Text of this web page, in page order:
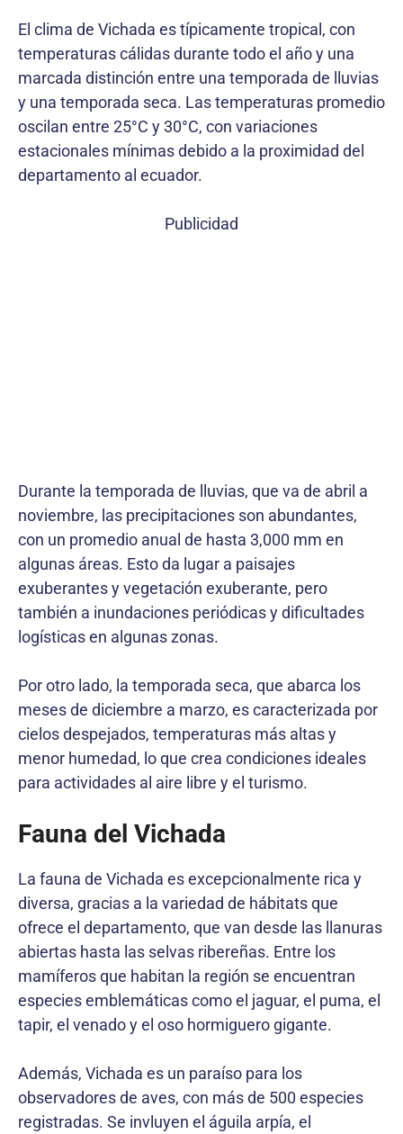
El clima de Vichada es típicamente tropical, con
temperaturas cálidas durante todo el año y una
marcada distinción entre una temporada de lluvias
y una temporada seca. Las temperaturas promedio
oscilan entre 25°C y 30°C, con variaciones
estacionales mínimas debido a la proximidad del
departamento al ecuador.
Publicidad
Durante la temporada de lluvias, que va de abril a
noviembre, las precipitaciones son abundantes,
con un promedio anual de hasta 3,000 mm en
algunas áreas. Esto da lugar a paisajes
exuberantes y vegetación exuberante, pero
también a inundaciones periódicas y dificultades
logísticas en algunas zonas.
Por otro lado, la temporada seca, que abarca los
meses de diciembre a marzo, es caracterizada por
cielos despejados, temperaturas más altas y
menor humedad, lo que crea condiciones ideales
para actividades al aire libre y el turismo.
Fauna del Vichada
La fauna de Vichada es excepcionalmente rica y
diversa, gracias a la variedad de hábitats que
ofrece el departamento, que van desde las llanuras
abiertas hasta las selvas ribereñas. Entre los
mamíferos que habitan la región se encuentran
especies emblemáticas como el jaguar, el puma, el
tapir, el venado y el oso hormiguero gigante.
Además, Vichada es un paraíso para los
observadores de aves, con más de 500 especies
registradas. Se invluyen el águila arpía, el